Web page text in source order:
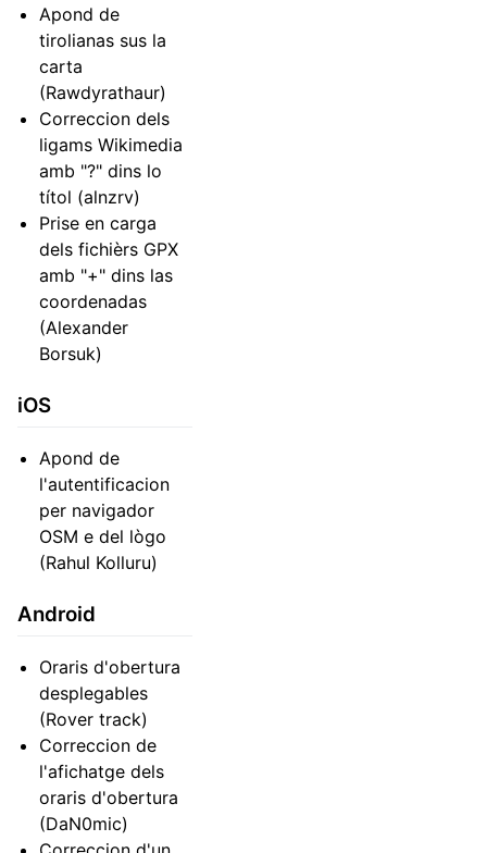
Apond de
tirolianas sus la
carta
(Rawdyrathaur)
Correccion dels
ligams Wikimedia
amb "?" dins lo
títol (alnzrv)
Prise en carga
dels fichièrs GPX
amb "+" dins las
coordenadas
(Alexander
Borsuk)
iOS
Apond de
l'autentificacion
per navigador
OSM e del lògo
(Rahul Kolluru)
Android
Oraris d'obertura
desplegables
(Rover track)
Correccion de
l'afichatge dels
oraris d'obertura
(DaN0mic)